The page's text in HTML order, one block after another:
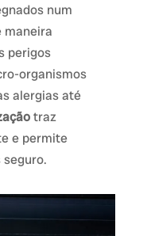
num
maneira
perigos
organismos
alergias até
traz
e permite
seguro.